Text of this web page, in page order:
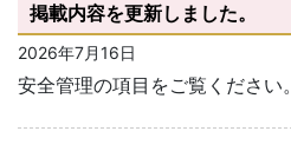
掲載内容を更新しました。
2026年7月16日
安全管理の項目をご覧ください。